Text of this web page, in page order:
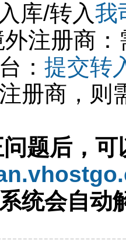
库/转入我
注册商
： 提交转
册商，则
题后，可
统会自动